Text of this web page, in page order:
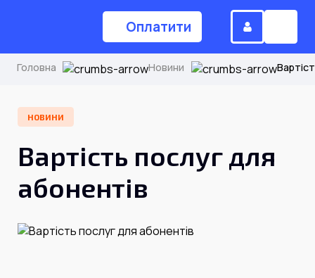
Оплатити
Замовити дзвінок
Головна Новини
НОВИНИ
Вартість послуг для
абонентів